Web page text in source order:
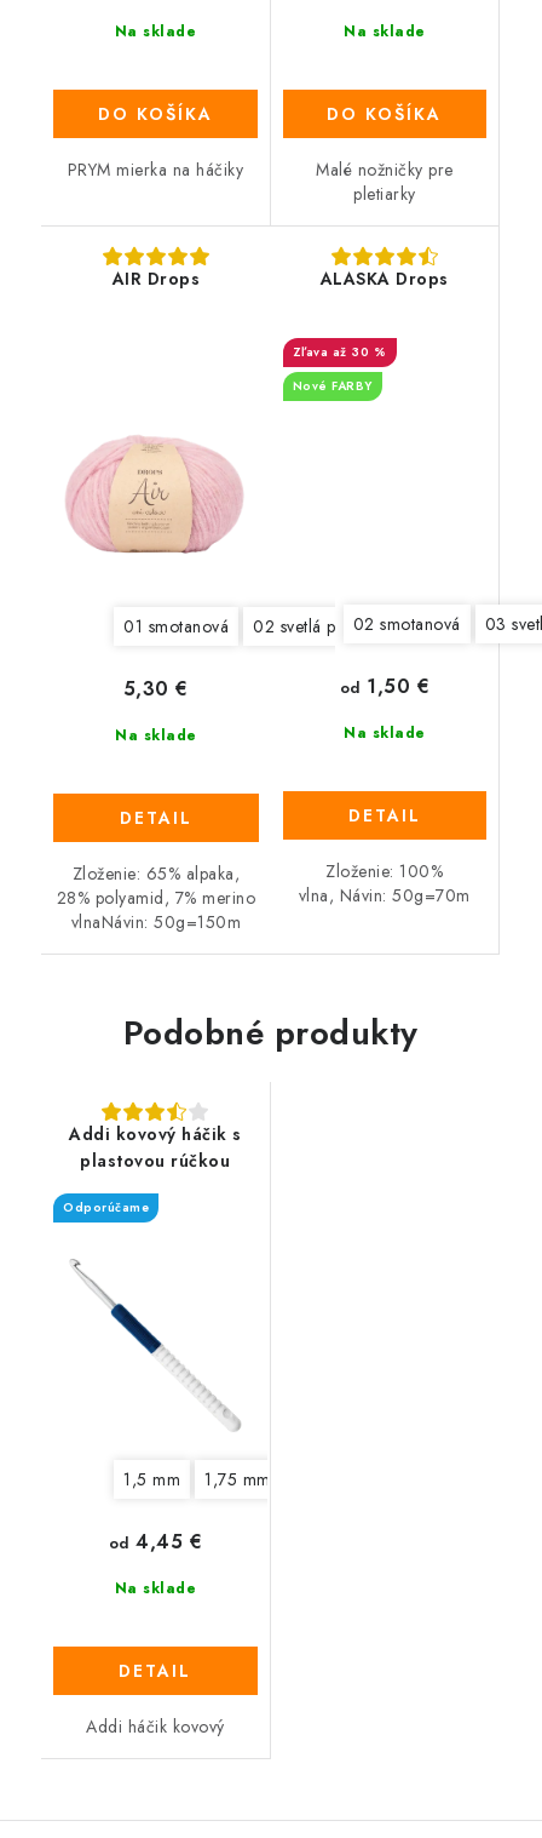
Na sklade
DO KOŠÍKA
PRYM mierka na háčiky
Na sklade
DO KOŠÍKA
Malé nožničky pre
pletiarky
AIR Drops
01 smotanová 02 svetlá pšenica 03 perlovo šedá
Na sklade
5,30 €
DETAIL
Zloženie: 65% alpaka,
28% polyamid, 7% merino
vlnaNávin: 50g=150m
ALASKA Drops
až 30 %
Nové FARBY
02 smotanová 03
Na sklade
od 1,50 €
DETAIL
Zloženie: 100%
vlna, Návin: 50g=70m
Podobné produkty
Addi kovový háčik s
plastovou rúčkou
Odporúčame
1,5 mm 1,75 mm
Na sklade
od 4,45 €
DETAIL
Addi háčik kovový